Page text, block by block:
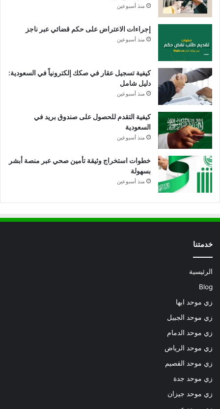
منذ أسبوعين
إجراءات الاعتراض على حكم قضائي عبر ناجز
منذ أسبوعين
كيفية تسجيل عقار في صكك إلكترونياً في السعودية:
دليل شامل
منذ أسبوعين
كيفية التقدم للحصول على صندوق بريد في
السعودية
منذ أسبوعين
خطوات استخراج وثيقة تأمين صحي عبر منصة أبشر
بسهولة
منذ أسبوعين
خدمتنا
الرئيسية
Blog
زي موحد ابها
زي موحد الجبيل
زي موحد الدمام
زي موحد الرياض
زي موحد القصيم
زي موحد جدة
زي موحد جيزان